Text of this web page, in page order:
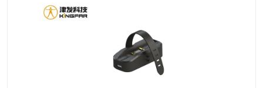
行为观察与表情分析
人机交互实验室
车俩与驾驶模拟